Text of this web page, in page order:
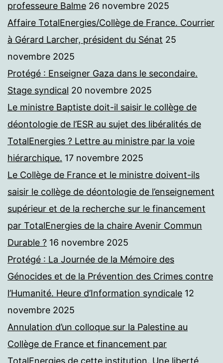
professeure Balme 26 novembre 2025
Affaire TotalEnergies/Collège de France. Courrier
à Gérard Larcher, président du Sénat 25
novembre 2025
Protégé : Enseigner Gaza dans le secondaire.
Stage syndical 20 novembre 2025
Le ministre Baptiste doit-il saisir le collège de
déontologie de l’ESR au sujet des libéralités de
TotalEnergies ? Lettre au ministre par la voie
hiérarchique. 17 novembre 2025
Le Collège de France et le ministre doivent-ils
saisir le collège de déontologie de l’enseignement
supérieur et de la recherche sur le financement
par TotalEnergies de la chaire Avenir Commun
Durable ? 16 novembre 2025
Protégé : La Journée de la Mémoire des
Génocides et de la Prévention des Crimes contre
l’Humanité. Heure d’Information syndicale 12
novembre 2025
Annulation d’un colloque sur la Palestine au
Collège de France et financement par